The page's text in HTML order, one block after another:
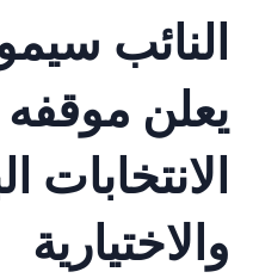
النائب
يعلن
الانتخابات
والاختيارية